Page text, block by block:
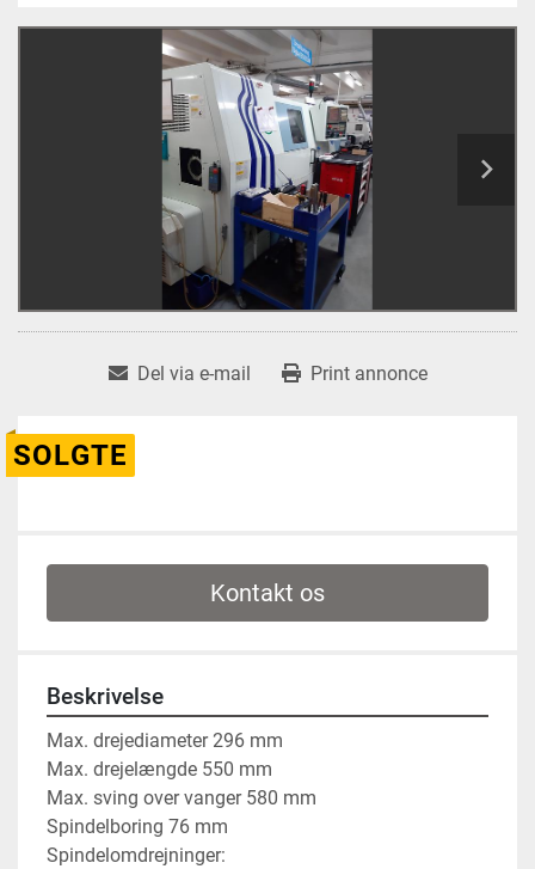
Del via e-mail Print annonce
SOLGTE
Kontakt os
Beskrivelse
Max. drejediameter 296 mm
Max. drejelængde 550 mm
Max. sving over vanger 580 mm
Spindelboring 76 mm
Spindelomdrejninger: